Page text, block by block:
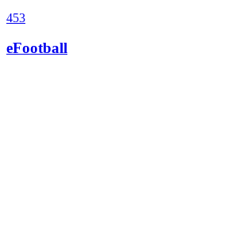
453
eFootball